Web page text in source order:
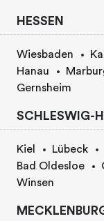
HESSEN
Wiesbaden
Hanau
Gernsheim
SCHLESWIG-
Kiel Lübeck
Bad Oldesloe
Winsen